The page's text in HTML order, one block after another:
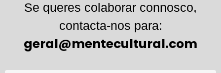
Se queres colaborar connosco,
contacta-nos para:
geral@mentecultural.com